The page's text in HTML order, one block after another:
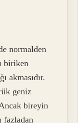
normalden
biriken
akmasıdır.
geniz
bireyin
fazladan